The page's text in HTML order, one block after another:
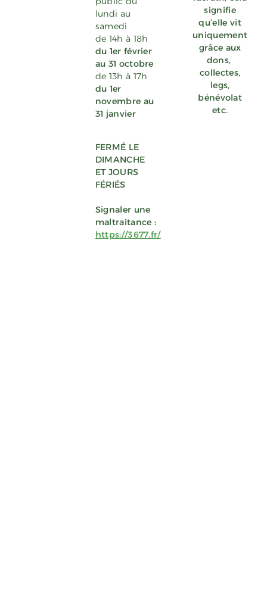
lundi au
samedi
de 14h à 18h
du 1er février
au 31 octobre
de 13h à 17h
du 1er
novembre au
31 janvier
FERMÉ LE
DIMANCHE
ET JOURS
FÉRIÉS
Signaler une
maltraitance :
https://3677.fr/
signifie
qu’elle vit
uniquement
grâce aux
dons,
collectes,
legs,
bénévolat
etc.